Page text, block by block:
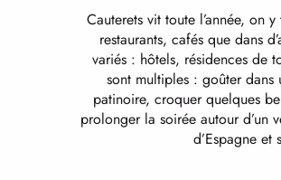
Cauterets vit toute l’année, on
restaurants, cafés que dans
variés : hôtels, résidences de
sont multiples : goûter
patinoire, croquer quelques
prolonger la soirée autour d’un
d’Espagne et